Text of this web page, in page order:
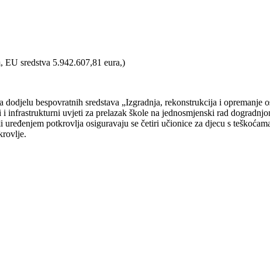
sredstva 5.942.607,81 eura,)
bespovratnih sredstava „Izgradnja, rekonstrukcija i opremanje
uvjeti za prelazak škole na jednosmjenski rad
potkrovlja osiguravaju se četiri učionice za djecu s